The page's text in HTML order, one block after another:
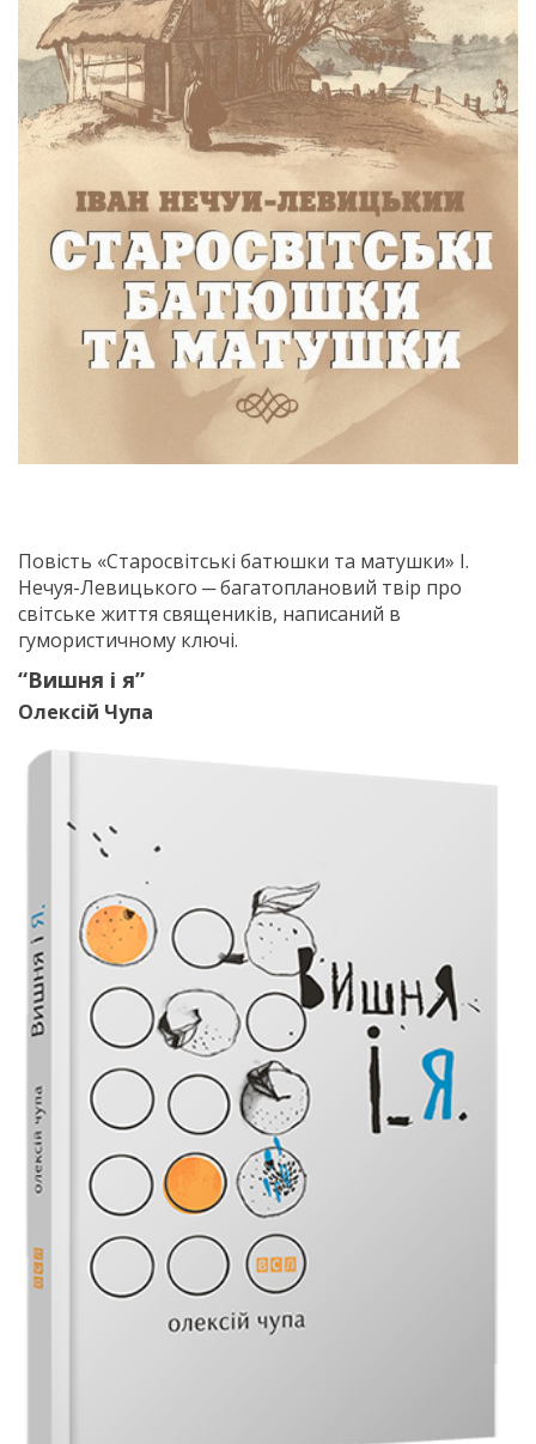
Повість «Старосвітські батюшки та матушки» І.
Нечуя-Левицького ─ багатоплановий твір про
світське життя священиків, написаний в
гумористичному ключі.
“Вишня і я”
Олексій Чупа